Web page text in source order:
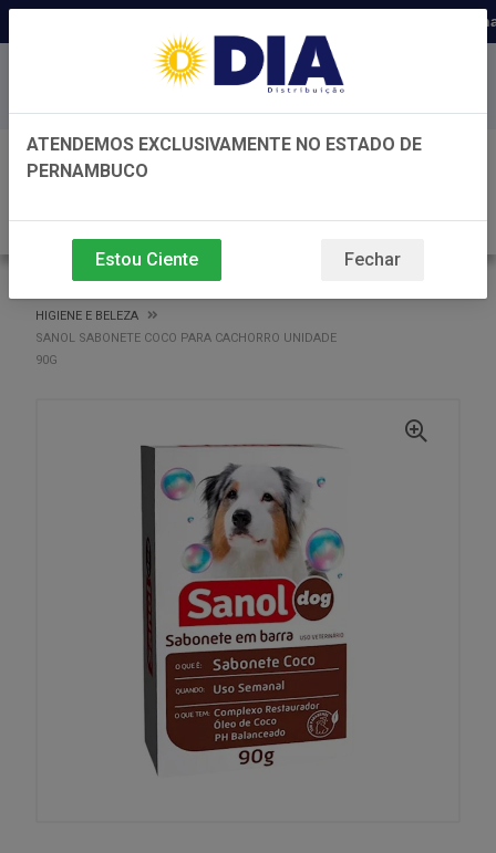
Distribuidora há 22 anos em
Baixe já nosso APP
HIGIENE E BELEZA
SANOL SABONETE COCO PARA CACHORRO UNIDADE
90G
ATENDEMOS EXCLUSIVAMENTE NO ESTADO DE
PERNAMBUCO
Estou Ciente Fechar